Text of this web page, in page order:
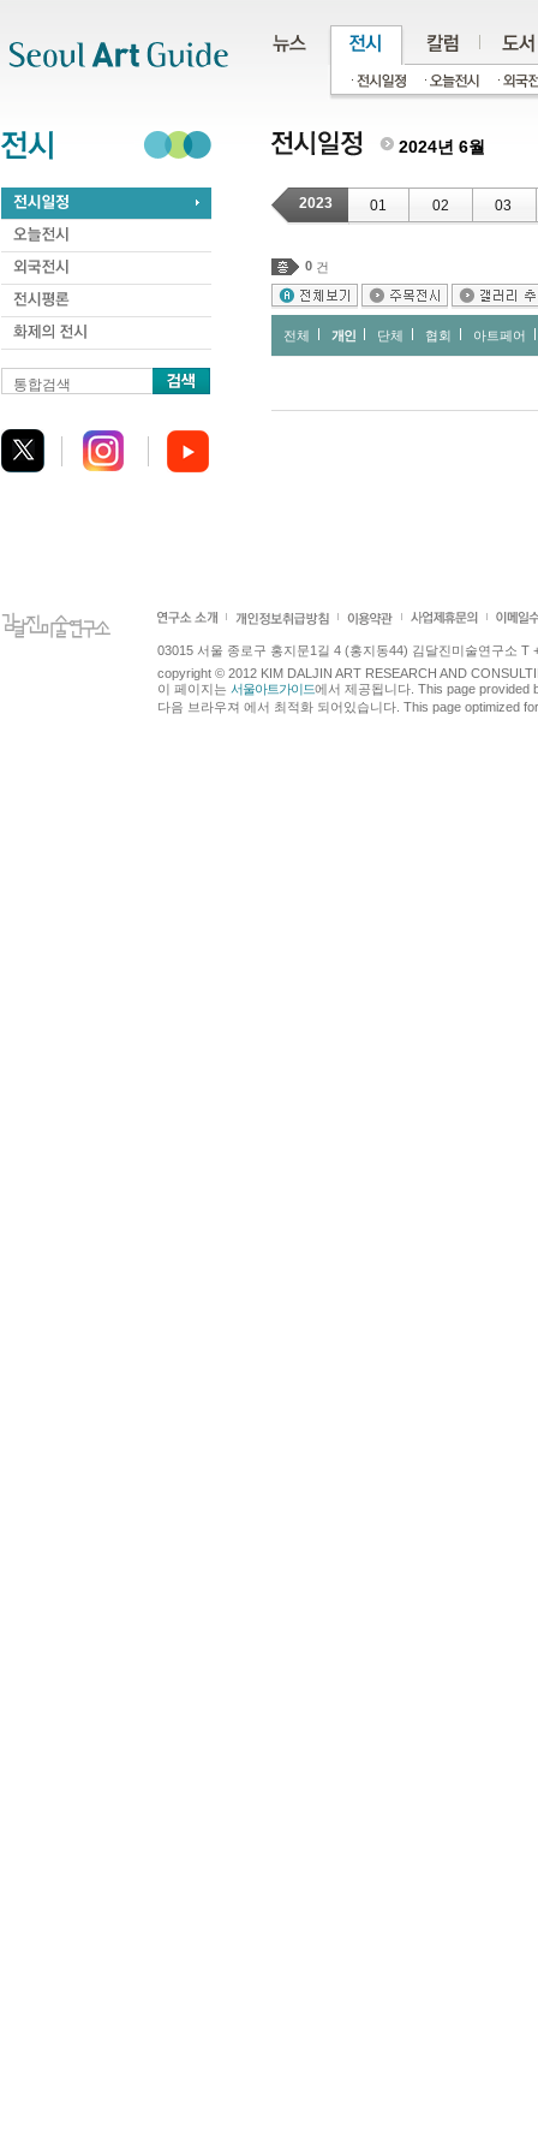
통합검색
2024년 6월
2023 01 02 03
0 건
전체 개인 단체 협회 아트페어
03015 서울 종로구 홍지문1길 4 (홍지동44) 김달진미술연구소 T
copyright © 2012 KIM DALJIN ART RESEARCH AND
이 페이지는 서울아트가이드에서 제공됩니다. This page provided
다음 브라우져 에서 최적화 되어있습니다. This page optimized